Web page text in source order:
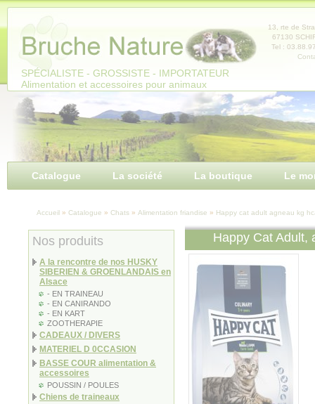
SPÉCIALISTE - GROSSISTE - IMPORTATEUR
Alimentation et accessoires pour animaux
13, rte de
67130
Tel :
Catalogue La société La boutique Le
Accueil » Catalogue » Chats » Alimentation friandise » Happy cat adult agneau kg
Nos produits
A la rencontre de nos HUSKY
SIBERIEN & GROENLANDAIS en
Alsace
- EN TRAINEAU
- EN CANIRANDO
- EN KART
ZOOTHERAPIE
CADEAUX / DIVERS
MATERIEL D 0CCASION
BASSE COUR alimentation &
accessoires
POUSSIN / POULES
Chiens de traineaux
Happy Cat Adult,
Panneau de gestion des cookies